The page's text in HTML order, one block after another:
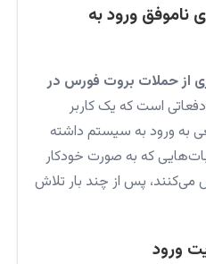
ناموفق ورود به
از حملات بروت فورس در
است که یک کاربر
به ورود به سیستم داشته
که به صورت خودکار
می‌کنند، پس از چند بار تلاش
ورود